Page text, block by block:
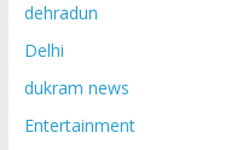
dehradun
Delhi
dukram news
Entertainment